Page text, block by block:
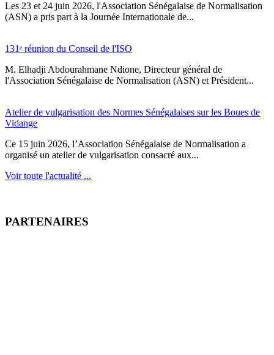
‎Les 23 et 24 juin 2026, l'Association Sénégalaise de Normalisation
(ASN) a pris part à la Journée Internationale de...
131ᵉ réunion du Conseil de l'ISO
M. Elhadji Abdourahmane Ndione, Directeur général de
l'Association Sénégalaise de Normalisation (ASN) et Président...
Atelier de vulgarisation des Normes Sénégalaises sur les Boues de
Vidange
Ce 15 juin 2026, l’Association Sénégalaise de Normalisation a
organisé un atelier de vulgarisation consacré aux...
Voir toute l'actualité ...
PARTENAIRES